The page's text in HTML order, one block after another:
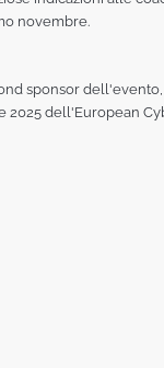
novembre.
sponsor
dell'European